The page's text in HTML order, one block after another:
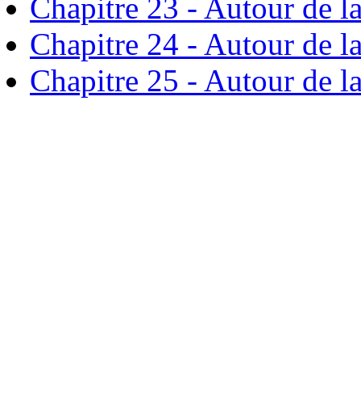
Chapitre 23 - Autour de
Chapitre 24 - Autour de
Chapitre 25 - Autour de